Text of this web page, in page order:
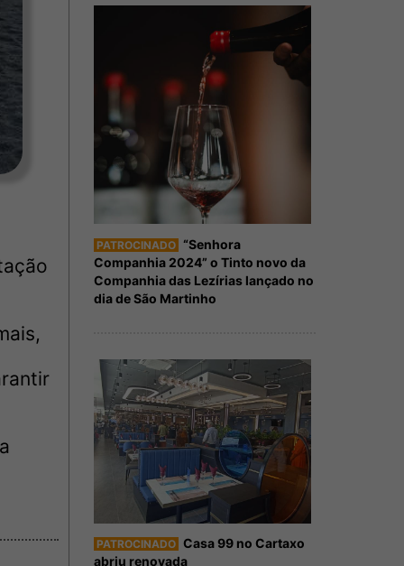
PATROCINADO “Senhora
Companhia 2024” o Tinto novo da
Companhia das Lezírias lançado no
dia de São Martinho
PATROCINADO Casa 99 no Cartaxo
abriu renovada